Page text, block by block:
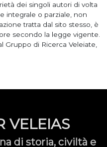
dei singoli autori di volta
integrale o parziale, non
tratta dal sito stesso, è
secondo la legge vigente.
Gruppo di Ricerca Veleiate,
VELEIAS
di storia, civiltà e